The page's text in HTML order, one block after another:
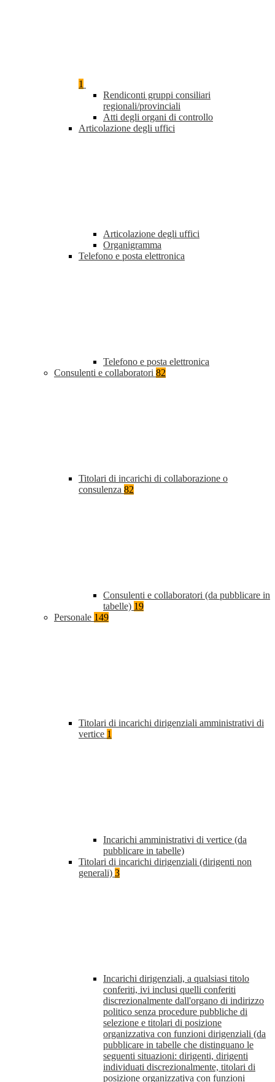
1
Rendiconti gruppi consiliari
regionali/provinciali
Atti degli organi di controllo
Articolazione degli uffici
Articolazione degli uffici
Organigramma
Telefono e posta elettronica
Telefono e posta elettronica
Consulenti e collaboratori 82
Titolari di incarichi di collaborazione o
consulenza 82
Consulenti e collaboratori (da pubblicare in
tabelle) 19
Personale 149
Titolari di incarichi dirigenziali amministrativi di
vertice 1
Incarichi amministrativi di vertice (da
pubblicare in tabelle)
Titolari di incarichi dirigenziali (dirigenti non
generali) 3
Incarichi dirigenziali, a qualsiasi titolo
conferiti, ivi inclusi quelli conferiti
discrezionalmente dall'organo di indirizzo
politico senza procedure pubbliche di
selezione e titolari di posizione
organizzativa con funzioni dirigenziali (da
pubblicare in tabelle che distinguano le
seguenti situazioni: dirigenti, dirigenti
individuati discrezionalmente, titolari di
posizione organizzativa con funzioni